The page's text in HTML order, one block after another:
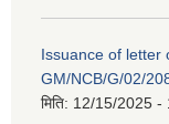
Issuance of letter
GM/NCB/G/02/
मिति: 12/15/2025 -